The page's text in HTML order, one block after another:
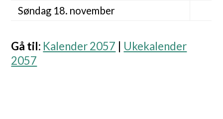
Søndag 18. november
Gå til: Kalender 2057
Ukekalender
2057